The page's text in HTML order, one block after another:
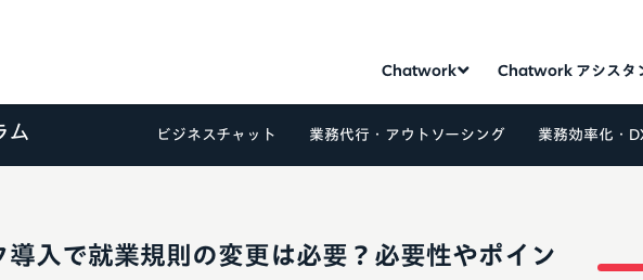
Chatwork Chatwork アシスタ
ム ビジネスチャット 業務代行・アウトソーシング 業務効率化・
導入で就業規則の変更は必要？必要性やポイン